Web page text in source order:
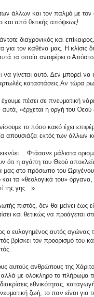
των άλλων και τον παλμό με
και από θετικής απόψεως!
διαχρονικός και
για τον καθένα μας. Η
τα οποία αναφέρει ο
γίνεται αυτό. Δεν μπορεί να
καταστάσεις.Αν τώρα
έχουμε πέσει σε πνευματική
«έρχεται η οργή του Θεού
το πόσο κακό έχει
απουσιάζει εκτός των άλλων
Φτάσανε μάλιστα
ότι η αγάπη του Θεού
μας στο πρόσωπο του
τα «θεολογικά του»
της γης…».
πιστός, δεν θα μείνει έως
και θετικώς να προάγεται
ο ευλογημένος αυτός
βρίσκει τον προορισμό του
αυτούς ανθρώπους της
με ολόκληρο το πλήρωμα
εθνικότητας,
ζωή, το παν είναι για